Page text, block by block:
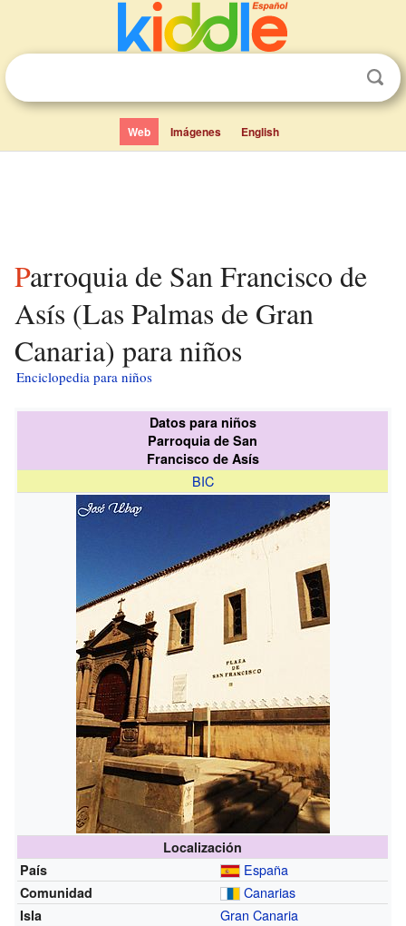
Web Imágenes English
Parroquia de San Francisco de
Asís (Las Palmas de Gran
Canaria) para niños
Enciclopedia para niños
Datos para niños
Parroquia de San
Francisco de Asís
BIC
Localización
País
España
Comunidad Canarias
Isla Gran Canaria